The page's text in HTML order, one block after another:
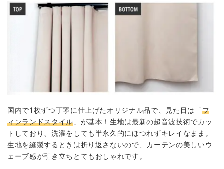
国内で1枚ずつ丁寧に仕上げたオリジナル品で、見た目は「フ
ィンランドスタイル」が基本！生地は最新の超音波技術でカッ
トしており、洗濯をしても半永久的にほつれずキレイなまま。
生地を縫製するときは折り返さないので、カーテンの美しいウ
ェーブ感が引き立ちとてもおしゃれです。